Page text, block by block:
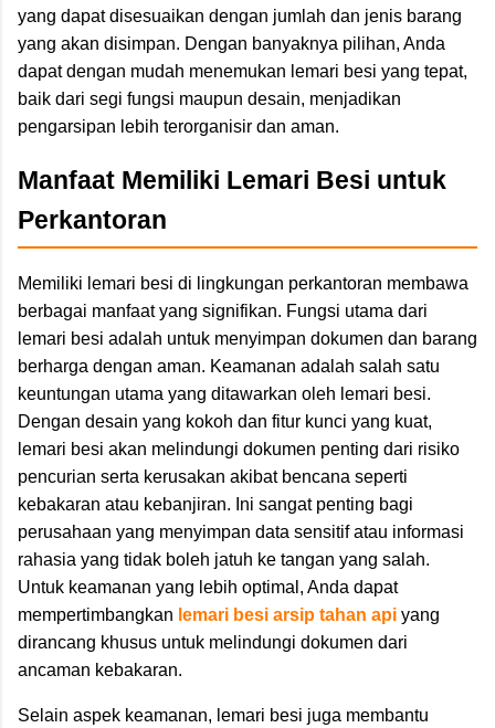
yang dapat disesuaikan dengan jumlah dan jenis barang
yang akan disimpan. Dengan banyaknya pilihan, Anda
dapat dengan mudah menemukan lemari besi yang tepat,
baik dari segi fungsi maupun desain, menjadikan
pengarsipan lebih terorganisir dan aman.
Manfaat Memiliki Lemari Besi untuk
Perkantoran
Memiliki lemari besi di lingkungan perkantoran membawa
berbagai manfaat yang signifikan. Fungsi utama dari
lemari besi adalah untuk menyimpan dokumen dan barang
berharga dengan aman. Keamanan adalah salah satu
keuntungan utama yang ditawarkan oleh lemari besi.
Dengan desain yang kokoh dan fitur kunci yang kuat,
lemari besi akan melindungi dokumen penting dari risiko
pencurian serta kerusakan akibat bencana seperti
kebakaran atau kebanjiran. Ini sangat penting bagi
perusahaan yang menyimpan data sensitif atau informasi
rahasia yang tidak boleh jatuh ke tangan yang salah.
Untuk keamanan yang lebih optimal, Anda dapat
mempertimbangkan lemari besi arsip tahan api yang
dirancang khusus untuk melindungi dokumen dari
ancaman kebakaran.
Selain aspek keamanan, lemari besi juga membantu